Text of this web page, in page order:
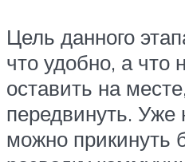
Цель данного
что удобно, а что
оставить на
передвинуть. Уже
можно прикинуть